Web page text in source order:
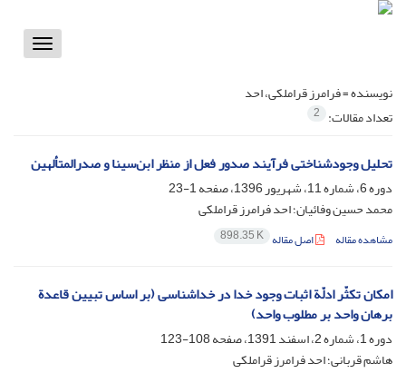
Toggle
نویسنده =فرامرز قراملکی، احد
تعداد مقالات: 2
تحلیل وجودشناختی فرآیند صدور فعل از منظر ابن‌سینا و صدرالمتألهین
دوره 6، شماره 11، شهریور 1396، صفحه
1-23
محمد حسین وفائیان؛ احد فرامرز قراملکی
مشاهده مقاله اصل مقاله 898.35 K
امکان تکثّر ادلّة اثبات وجود خدا در خداشناسی (بر اساس تبیین قاعدة
برهان واحد بر مطلوب واحد)
دوره 1، شماره 2، اسفند 1391، صفحه
108-123
هاشم قربانی؛ احد فرامرز قراملکی